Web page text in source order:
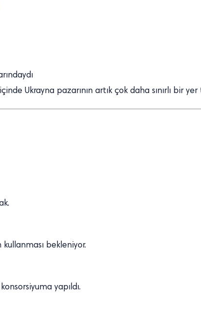
Ukrayna pazarının artık çok daha sınırlı bir yer
kullanması bekleniyor.
yapıldı.